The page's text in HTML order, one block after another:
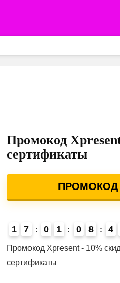
Промокод
сертификаты
ПРОМОКОД
1
4
7 0 1 0 8 4
Промокод Xpresent - 10%
сертификаты